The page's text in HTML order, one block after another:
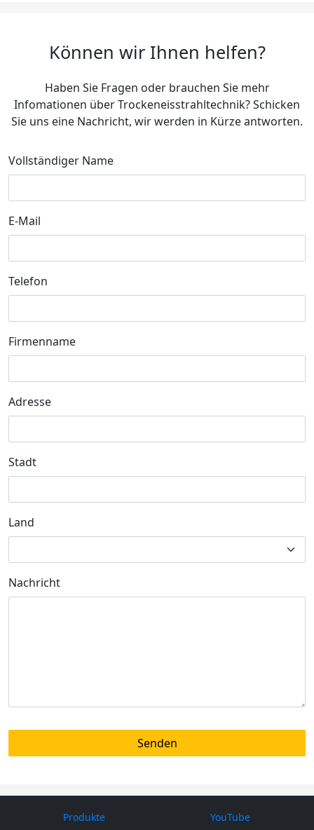
Können wir Ihnen helfen?
Haben Sie Fragen oder brauchen Sie mehr
Infomationen über Trockeneisstrahltechnik? Schicken
Sie uns eine Nachricht, wir werden in Kürze antworten.
Vollständiger Name
E-Mail
Telefon
Firmenname
Adresse
Stadt
Land
Nachricht
Produkte YouTube